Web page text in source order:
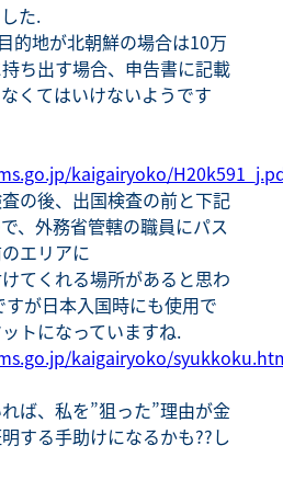
た.
的地が北朝鮮の場合は10万
ち出す場合、申告書に記載
くてはいけないようです
kaigairyoko/
の後、出国検査の前と下記
、外務省管轄の職員にパス
エリアに
てくれる場所があると思わ
が日本入国時にも使用で
トになっていますね.
kaigairyoko/
ば、私を”狙った”理由が金
する手助けになるかも??し